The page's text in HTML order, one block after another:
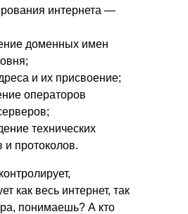
интернета —
доменных имен
и их присвоение;
операторов
технических
и протоколов.
как весь интернет, так
понимаешь? А кто